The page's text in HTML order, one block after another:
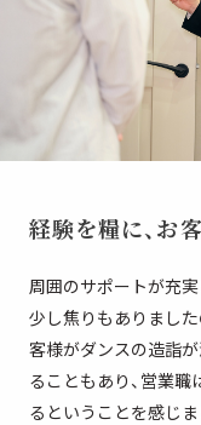
経験を糧に、 お
周囲のサポートが充
少し焦りもありまし
客様がダンスの造詣
ることもあり、営業
るということを感じ